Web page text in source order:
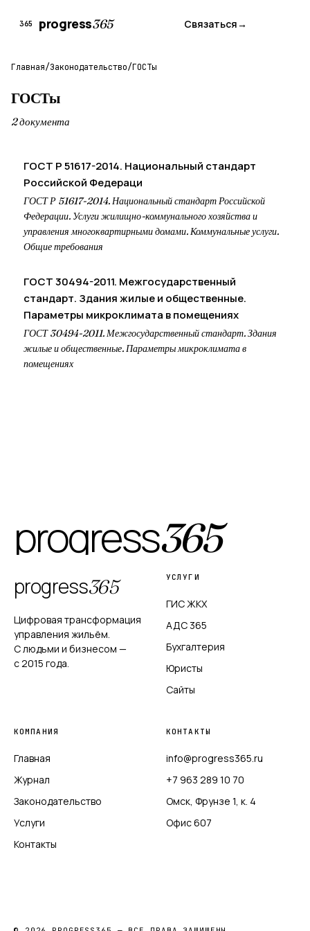
365 progress365 Связаться→
Главная/Законодательство/ГОСТы
ГОСТы
2 документа
ГОСТ Р 51617-2014. Национальный стандарт
Российской Федераци
ГОСТ Р 51617-2014. Национальный стандарт Российской
Федерации. Услуги жилищно-коммунального хозяйства и
управления многоквартирными домами. Коммунальные услуги.
Общие требования
ГОСТ 30494-2011. Межгосударственный
стандарт. Здания жилые и общественные.
Параметры микроклимата в помещениях
ГОСТ 30494-2011. Межгосударственный стандарт. Здания
жилые и общественные. Параметры микроклимата в
помещениях
progress365
progress365
Цифровая трансформация
управления жильём.
С людьми и бизнесом —
с 2015 года.
УСЛУГИ
ГИС ЖКХ
АДС 365
Бухгалтерия
Юристы
Сайты
КОМПАНИЯ
Главная
Журнал
Законодательство
Услуги
Контакты
КОНТАКТЫ
info@progress365.ru
+7 963 289 10 70
Омск, Фрунзе 1, к. 4
Офис 607